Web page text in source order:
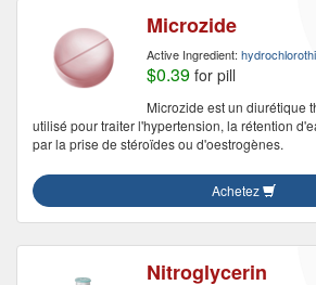
Microzide
Active Ingredient:
$0.39 for pill
Microzide est un diurétique
utilisé pour traiter l'hypertension, la rétention
par la prise de stéroïdes ou d'oestrogènes.
Achetez
Nitroglycerin